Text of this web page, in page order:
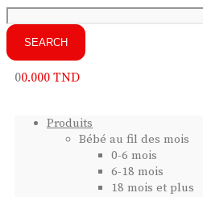
00.000 TND
Produits
Bébé au fil des mois
0-6 mois
6-18 mois
18 mois et plus